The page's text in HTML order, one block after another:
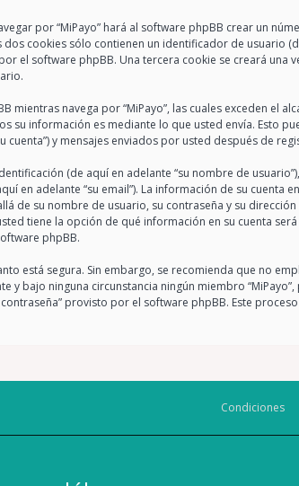
por “MiPayo” hará al software phpBB crear un
cookies sólo contienen un identificador de usuario
el software phpBB. Una tercera cookie se creará una
navega por “MiPayo”, las cuales exceden el
su información es mediante lo que usted envía. Esto
cuenta”) y mensajes enviados por usted después de
(de aquí en adelante “su nombre de
en adelante “su email”). La información de su
de su nombre de usuario, su contraseña y su
tiene la opción de qué información en su cuenta
phpBB.
está segura. Sin embargo, se recomienda que no
y bajo ninguna circunstancia ningún miembro
provisto por el software phpBB. Este
Condiciones